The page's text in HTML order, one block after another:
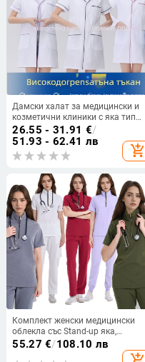
Дамски халат за медицински и
козметични клиники с яка тип
костюм, къси ръкави,
влагоотвеждаща смес
памук‑полиестер (30–50% памук,
50–70% полиестер), средна
26.55 - 31.91 €/
51.93 - 62.41 лв
add_shopping_cart
Комплект женски медицински
облекла със Stand-up яка,
влагоотводящ и бързосъхнещ,
55.27 €/108.10 лв